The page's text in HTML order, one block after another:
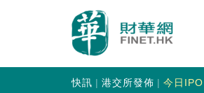
快訊 港交所發佈 今日IPO